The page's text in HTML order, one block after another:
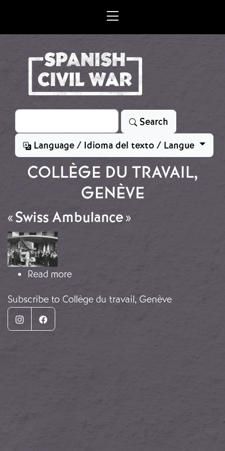
Search
Search
Language / Idioma del texto / Langue
COLLÈGE DU TRAVAIL,
GENÈVE
« Swiss Ambulance »
Image
Read moreabout « Swiss Ambulance »
Subscribe to Collège du travail, Genève
InstagramFacebook